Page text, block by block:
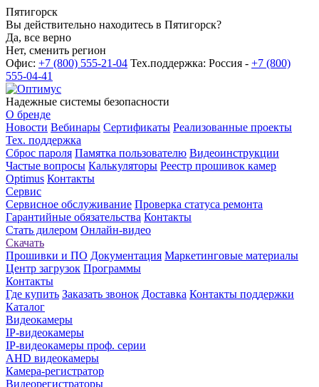
Пятигорск
Вы действительно находитесь в Пятигорск?
Да, все верно
Нет, сменить регион
Офис: +7 (800) 555-21-04 Тех.поддержка: Россия - +7 (800)
555-04-41
Надежные системы безопасности
О бренде
Новости Вебинары Сертификаты Реализованные проекты
Тех. поддержка
Сброс пароля Памятка пользователю Видеоинструкции
Частые вопросы Калькуляторы Реестр прошивок камер
Optimus Контакты
Сервис
Сервисное обслуживание Проверка статуса ремонта
Гарантийные обязательства Контакты
Стать дилером Онлайн-видео
Скачать
Прошивки и ПО Документация Маркетинговые материалы
Центр загрузок Программы
Контакты
Где купить Заказать звонок Доставка Контакты поддержки
Каталог
Видеокамеры
IP-видеокамеры
IP-видеокамеры проф. серии
AHD видеокамеры
Камера-регистратор
Видеорегистраторы